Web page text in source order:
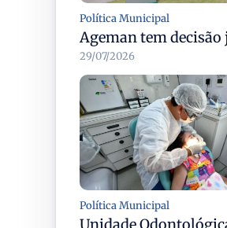
Política Municipal
29/07/2026
Política Municipal